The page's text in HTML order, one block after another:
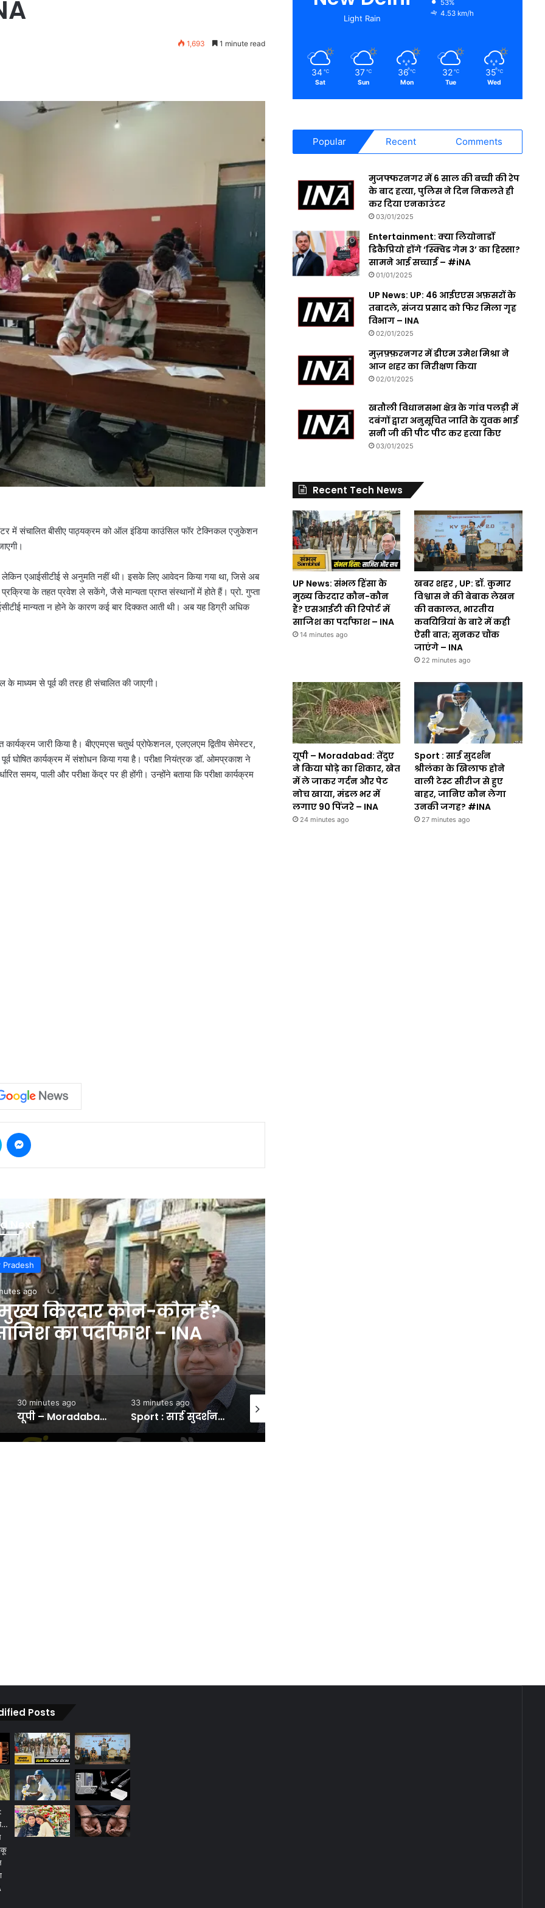
1,693 1 minute read
सेंटर में संचालित बीसीए पाठ्यक्रम को ऑल इंडिया काउंसिल फॉर टेक्निकल एजुकेशन
लेकिन एआईसीटीई से अनुमति नहीं थी। इसके लिए आवेदन किया गया था, जिसे अब
के तहत प्रवेश ले सकेंगे, जैसे मान्यता प्राप्त संस्थानों में होते हैं। प्रो. गुप्ता
मान्यता न होने के कारण कई बार दिक्कत आती थी। अब यह डिग्री अधिक
माध्यम से पूर्व की तरह ही संचालित की जाएगी।
कार्यक्रम जारी किया है। बीएएमएस चतुर्थ प्रोफेशनल, एलएलएम द्वितीय सेमेस्टर,
घोषित कार्यक्रम में संशोधन किया गया है। परीक्षा नियंत्रक डॉ. ओमप्रकाश ने
समय, पाली और परीक्षा केंद्र पर ही होंगी। उन्होंने बताया कि परीक्षा कार्यक्रम
Next
Uttar Pradesh
28 minutes ago
विश्वास ने की बेबाक लेखन की
के बारे में कही ऐसी बात;
जाएंगे – INA
33 minutes ago 46 minutes ago
Light Rain
53%
4.53 km/h
34 ℃
Sat
37 ℃
Sun
36 ℃
Mon
32 ℃
Tue
35 ℃
Wed
Popular Recent Comments
मुजफ्फरनगर में 6 साल की बच्ची की रेप
के बाद हत्या, पुलिस ने दिन निकलते ही
कर दिया एनकाउंटर
03/01/2025
Entertainment: क्या लियोनार्डो
डिकैप्रियो होंगे ‘स्क्विड गेम 3’ का हिस्सा?
सामने आई सच्चाई – #iNA
01/01/2025
UP News: UP: 46 आईएएस अफ़सरों के
तबादले, संजय प्रसाद को फिर मिला गृह
विभाग – INA
02/01/2025
मुज़फ़्फ़रनगर में डीएम उमेश मिश्रा ने
आज शहर का निरीक्षण किया
02/01/2025
खतौली विधानसभा क्षेत्र के गांव पलड़ी में
दबंगों द्वारा अनुसूचित जाति के युवक भाई
सनी जी की पीट पीट कर हत्या किए
03/01/2025
Recent Tech News
UP News: संभल हिंसा के
मुख्य किरदार कौन-कौन
हैं? एसआईटी की रिपोर्ट में
साजिश का पर्दाफाश – INA
14 minutes ago
खबर शहर , UP: डॉ. कुमार
विश्वास ने की बेबाक लेखन
की वकालत, भारतीय
कवयित्रियां के बारे में कही
ऐसी बात; सुनकर चौंक
जाएंगे – INA
22 minutes ago
यूपी – Moradabad: तेंदुए
ने किया घोड़े का शिकार, खेत
में ले जाकर गर्दन और पेट
नोच खाया, मंडल भर में
लगाए 90 पिंजरे – INA
24 minutes ago
Sport : साई सुदर्शन
श्रीलंका के खिलाफ होने
वाली टेस्ट सीरीज से हुए
बाहर, जानिए कौन लेगा
उनकी जगह? #INA
27 minutes ago
Posts